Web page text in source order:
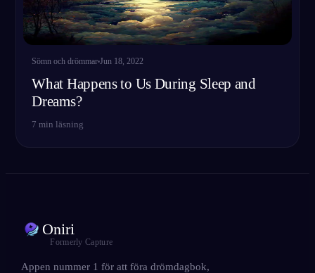
Sömn och drömmar Jun 18, 2022
What Happens to Us During Sleep and
Dreams?
7 min läsning
Oniri
Formerly Capture
Appen nummer 1 för att föra drömdagbok,